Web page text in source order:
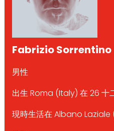
Fabrizio Sorrentino
男性
出生 Roma (Italy) 在 26 十
現時生活在 Albano Laziale